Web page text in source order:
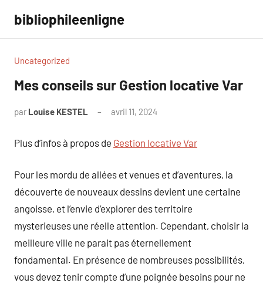
contenu
bibliophileenligne
Uncategorized
Mes conseils sur Gestion locative Var
par Louise KESTEL avril 11, 2024
Plus d’infos à propos de Gestion locative Var
Pour les mordu de allées et venues et d’aventures, la
découverte de nouveaux dessins devient une certaine
angoisse, et l’envie d’explorer des territoire
mysterieuses une réelle attention. Cependant, choisir la
meilleure ville ne parait pas éternellement
fondamental. En présence de nombreuses possibilités,
vous devez tenir compte d’une poignée besoins pour ne